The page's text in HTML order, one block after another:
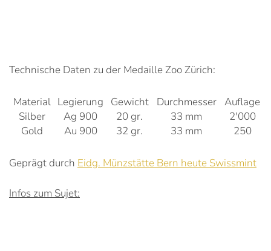
Technische Daten zu der Medaille Zoo Zürich:
Material Legierung Gewicht Durchmesser Auflage
Silber
Ag 900 20 gr. 33 mm
2'000
Gold
Au 900 32 gr. 33 mm 250
Geprägt durch Eidg. Münzstätte Bern heute Swissmint
Infos zum Sujet: